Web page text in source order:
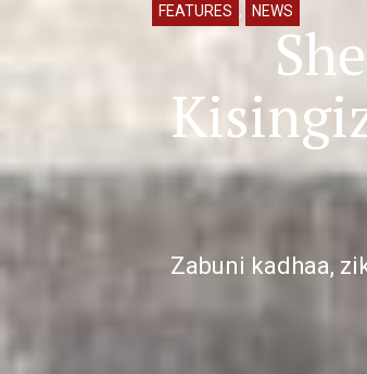
FEATURES , NEWS
Zabuni kadhaa,